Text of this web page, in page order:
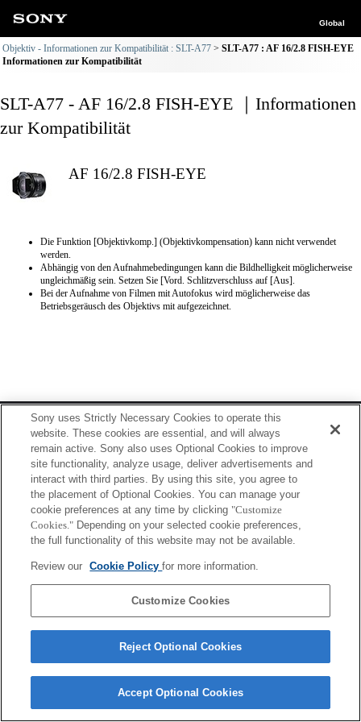
Global
Objektiv - Informationen zur Kompatibilität : SLT-A77
SLT-A77 : AF 16/2.8 FISH-EYE
Informationen zur Kompatibilität
SLT-A77 - AF 16/2.8 FISH-EYE ｜Informationen
zur Kompatibilität
AF 16/2.8 FISH-EYE
Die Funktion [Objektivkomp.] (Objektivkompensation) kann nicht verwendet
werden.
Abhängig von den Aufnahmebedingungen kann die Bildhelligkeit möglicherweise
ungleichmäßig sein. Setzen Sie [Vord. Schlitzverschluss auf [Aus].
Bei der Aufnahme von Filmen mit Autofokus wird möglicherweise das
Betriebsgeräusch des Objektivs mit aufgezeichnet.
Copyright 2026 Sony Corporation
Sony uses Strictly Necessary Cookies to operate this
website. These cookies are essential, and will always
remain active. Sony also uses Optional Cookies to improve
site functionality, analyze usage, deliver advertisements and
interact with third parties. By using this site, you agree to
the placement of Optional Cookies. You can manage your
cookie preferences at any time by clicking "Customize
Cookies." Depending on your selected cookie preferences,
the full functionality of this website may not be available.
Review our Cookie Policyfor more information.
Customize Cookies
Reject Optional Cookies
Accept Optional Cookies